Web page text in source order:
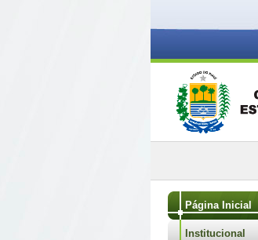
Página Inicial
Institucional